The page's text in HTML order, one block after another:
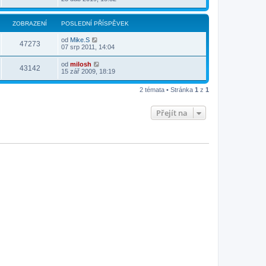
ZOBRAZENÍ POSLEDNÍ PŘÍSPĚVEK
47273 od Mike.S
07 srp 2011, 14:04
43142 od milosh
15 zář 2009, 18:19
2 témata • Stránka 1 z 1
Přejít na